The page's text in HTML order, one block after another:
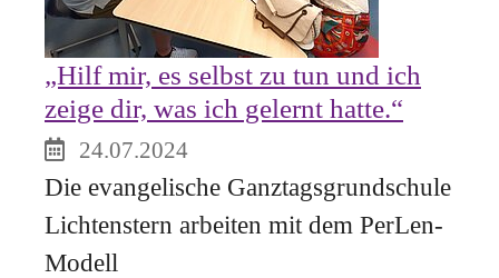
„Hilf mir, es selbst zu tun und ich
zeige dir, was ich gelernt hatte.“
24.07.2024
Die evangelische Ganztagsgrundschule
Lichtenstern arbeiten mit dem PerLen-
Modell